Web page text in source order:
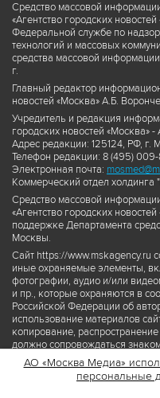
Средство массовой
«Агентство городских
Федеральной службе по
технологий и массовых
средства массовой
г.
Главный редактор
новостей «Москва» А.Б.
Учредитель и редакция
городских новостей «Москва»
Адрес редакции: 125124, РФ, г.
Телефон редакции: 8 (495)
Электронная почта:
Коммерческий отдел
Средство массовой
«Агентство городских
поддержке Департамента
Москвы.
Сайт https://www.mskagency.ru
иные охраняемые элементы,
фотографии, аудио и/или
и пр., которые охраняются в
Российской Федерации об
использование материалов
копирование,
должно сопровождаться
правообладателя © АО
www.mskagency.ru как на
материалов сайта
АО «Москва Медиа»
персональные